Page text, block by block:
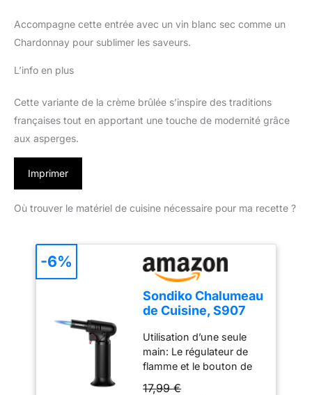
Accompagne cette entrée avec un vin blanc sec comme un
Chardonnay pour sublimer les saveurs.
L’info en plus
Cette variante de la crème brûlée s’inspire des traditions
françaises tout en apportant une touche de modernité grâce
aux asperges.
Imprimer
Où trouver le matériel de cuisine nécessaire pour ma recette ?
Sondiko Chalumeau
de Cuisine, S907
Carburant, Briquet
Chalumeau
Rechargeable avec
Verrouillage de
Utilisation d’une seule
main: Le régulateur de
flamme et le bouton de
17,99 €
-6%